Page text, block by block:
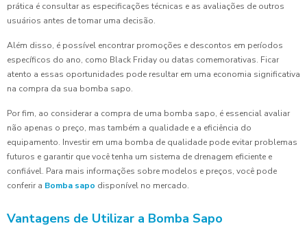
prática é consultar as especificações técnicas e as avaliações de outros
usuários antes de tomar uma decisão.
Além disso, é possível encontrar promoções e descontos em períodos
específicos do ano, como Black Friday ou datas comemorativas. Ficar
atento a essas oportunidades pode resultar em uma economia significativa
na compra da sua bomba sapo.
Por fim, ao considerar a compra de uma bomba sapo, é essencial avaliar
não apenas o preço, mas também a qualidade e a eficiência do
equipamento. Investir em uma bomba de qualidade pode evitar problemas
futuros e garantir que você tenha um sistema de drenagem eficiente e
confiável. Para mais informações sobre modelos e preços, você pode
conferir a Bomba sapo disponível no mercado.
Vantagens de Utilizar a Bomba Sapo